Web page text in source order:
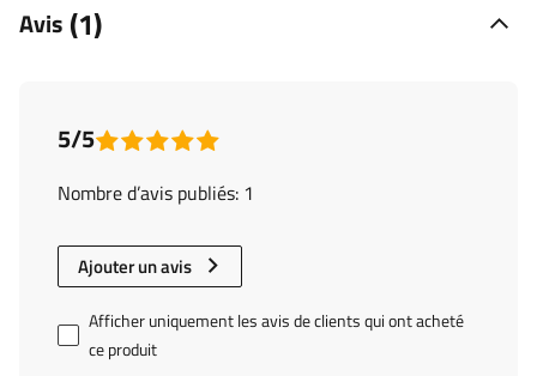
Avis (1)
5/5
Nombre d’avis publiés: 1
Ajouter un avis
Afficher uniquement les avis de clients qui ont acheté
ce produit